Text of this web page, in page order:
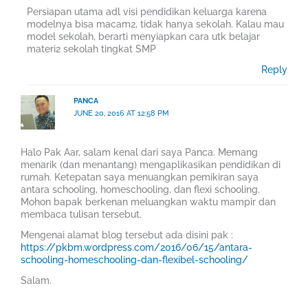
Persiapan utama adl visi pendidikan keluarga karena
modelnya bisa macam2, tidak hanya sekolah. Kalau mau
model sekolah, berarti menyiapkan cara utk belajar
materi2 sekolah tingkat SMP
Reply
PANCA
JUNE 20, 2016 AT 12:58 PM
Halo Pak Aar, salam kenal dari saya Panca. Memang
menarik (dan menantang) mengaplikasikan pendidikan di
rumah. Ketepatan saya menuangkan pemikiran saya
antara schooling, homeschooling, dan flexi schooling.
Mohon bapak berkenan meluangkan waktu mampir dan
membaca tulisan tersebut.
Mengenai alamat blog tersebut ada disini pak :
https://pkbm.wordpress.com/2016/06/15/antara-
schooling-homeschooling-dan-flexibel-schooling/
Salam.